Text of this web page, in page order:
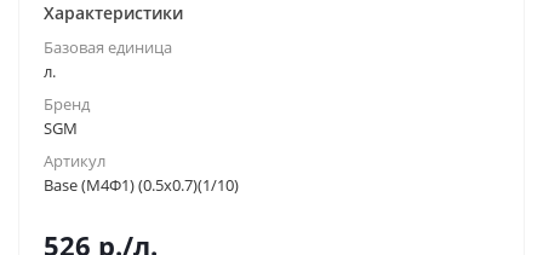
Характеристики
Базовая единица
л.
Бренд
SGM
Артикул
Base (М4Ф1) (0.5х0.7)(1/10)
526 р./л.